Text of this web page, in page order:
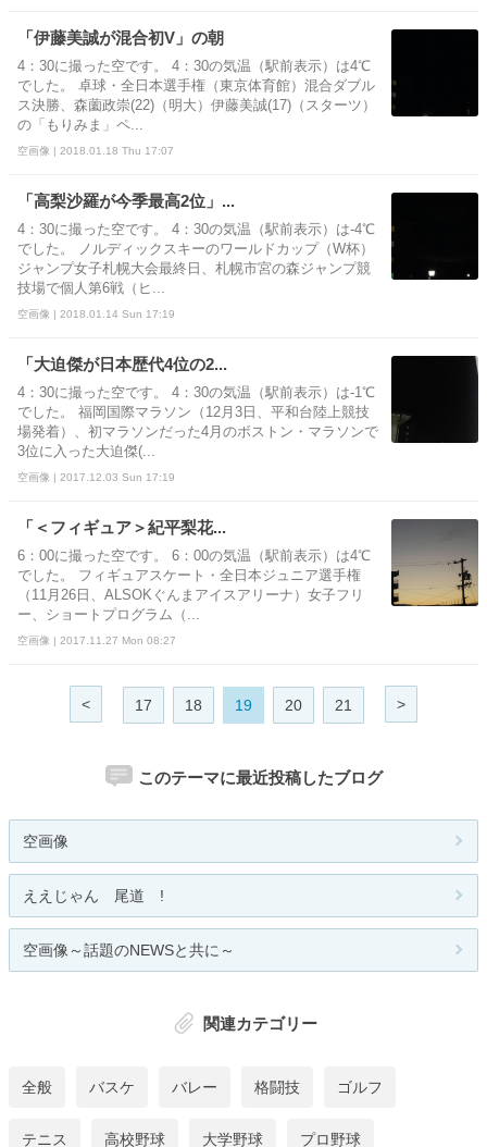
「伊藤美誠が混合初V」の朝
4：30に撮った空です。 4：30の気温（駅前表示）は4℃
でした。 卓球・全日本選手権（東京体育館）混合ダブル
ス決勝、森薗政崇(22)（明大）伊藤美誠(17)（スターツ）
の「もりみま」ペ...
空画像 | 2018.01.18 Thu 17:07
「高梨沙羅が今季最高2位」...
4：30に撮った空です。 4：30の気温（駅前表示）は-4℃
でした。 ノルディックスキーのワールドカップ（W杯）
ジャンプ女子札幌大会最終日、札幌市宮の森ジャンプ競
技場で個人第6戦（ヒ...
空画像 | 2018.01.14 Sun 17:19
「大迫傑が日本歴代4位の2...
4：30に撮った空です。 4：30の気温（駅前表示）は-1℃
でした。 福岡国際マラソン（12月3日、平和台陸上競技
場発着）、初マラソンだった4月のボストン・マラソンで
3位に入った大迫傑(...
空画像 | 2017.12.03 Sun 17:19
「＜フィギュア＞紀平梨花...
6：00に撮った空です。 6：00の気温（駅前表示）は4℃
でした。 フィギュアスケート・全日本ジュニア選手権
（11月26日、ALSOKぐんまアイスアリーナ）女子フリ
ー、ショートプログラム（...
空画像 | 2017.11.27 Mon 08:27
< 17 18 19 20 21 >
このテーマに最近投稿したブログ
空画像
ええじゃん 尾道 !
空画像～話題のNEWSと共に～
関連カテゴリー
全般 バスケ バレー 格闘技 ゴルフ
テニス 高校野球 大学野球 プロ野球